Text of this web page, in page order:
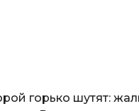
горько шутят: